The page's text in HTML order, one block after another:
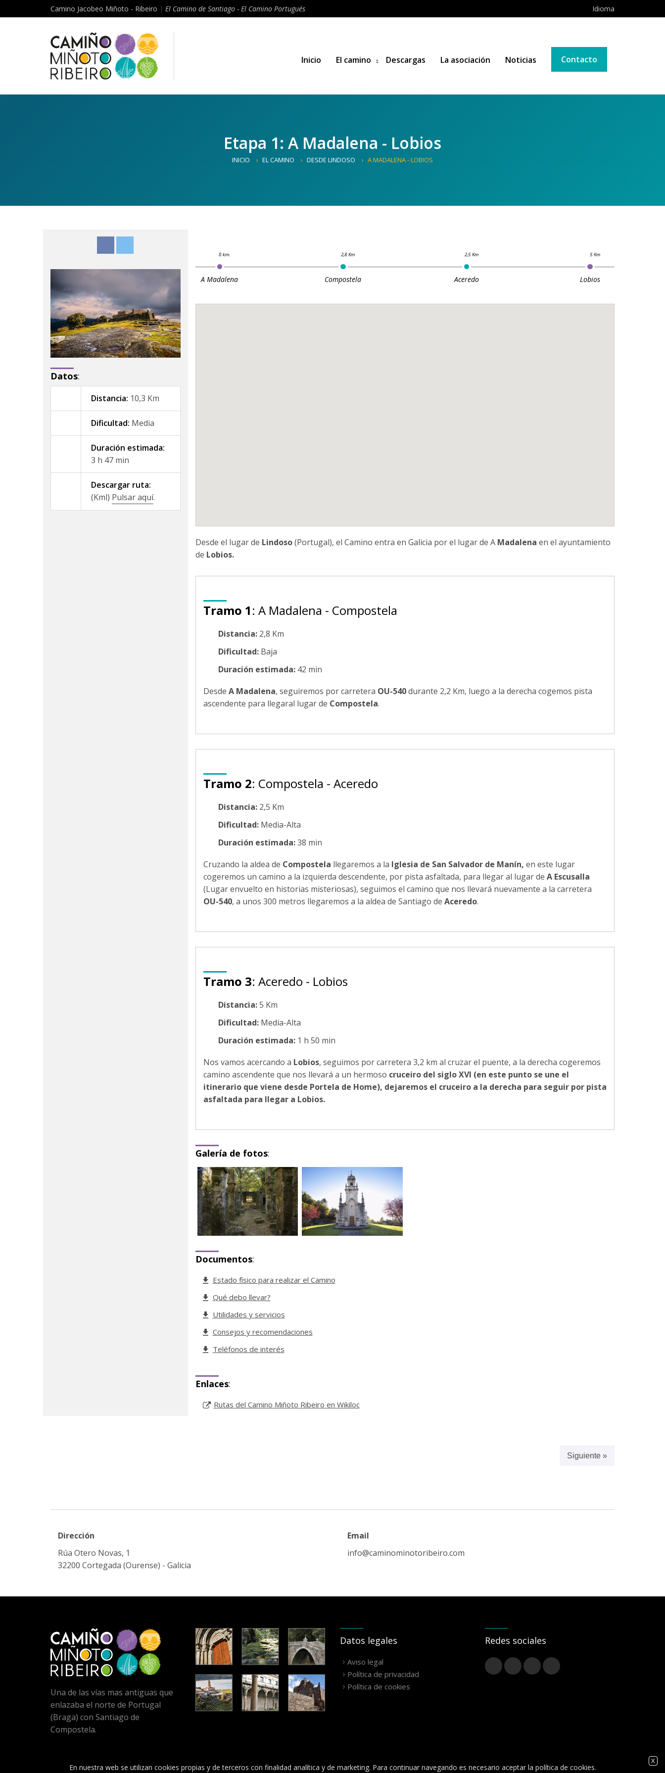
Camino Jacobeo Miñoto - Ribeiro | El Camino de Santiago - El Camino Portugués Idioma
Inicio El camino Descargas La asociación Noticias Contacto
Etapa 1: A Madalena - Lobios
INICIO EL CAMINO DESDE LINDOSO A MADALENA - LOBIOS
Datos:
Distancia: 10,3 Km
Dificultad: Media
Duración estimada:
3 h 47 min
Descargar ruta:
(Kml) Pulsar aquí.
A Madalena Compostela Aceredo Lobios
Desde el lugar de Lindoso(Portugal), el Camino entra en Galicia por el lugar de A Madalena en el ayuntamiento
de Lobios.
Tramo 1: A Madalena - Compostela
Distancia:2,8 Km
Dificultad:Baja
Duración estimada:42 min
Desde A Madalena, seguiremos por carretera OU-540durante 2,2 Km, luego a la derecha cogemos pista
ascendente para llegaral lugar de Compostela.
Tramo 2: Compostela - Aceredo
Distancia:2,5 Km
Dificultad:Media-Alta
Duración estimada:38 min
Cruzando la aldea de Compostela llegaremos a la Iglesia de San Salvador de Manín, en este lugar
cogeremos un camino a la izquierda descendente, por pista asfaltada, para llegar al lugar de A Escusalla
(Lugar envuelto en historias misteriosas), seguimos el camino que nos llevará nuevamente a la carretera
OU-540, a unos 300 metros llegaremos a la aldea de Santiago de Aceredo.
Tramo 3: Aceredo - Lobios
Distancia:5 Km
Dificultad:Media-Alta
Duración estimada:1 h 50 min
Nos vamos acercando a Lobios, seguimos por carretera 3,2 km al cruzar el puente, a la derecha cogeremos
camino ascendente que nos llevará a un hermoso cruceiro del siglo XVI (en este punto se une el
itinerario que viene desde Portela de Home), dejaremos el cruceiro a la derecha para seguir por pista
asfaltada para llegar a Lobios.
Galería de fotos:
Documentos:
Estado físico para realizar el Camino
Qué debo llevar?
Utilidades y servicios
Consejos y recomendaciones
Teléfonos de interés
Enlaces:
Rutas del Camino Miñoto Ribeiro en Wikiloc
Siguiente »
Dirección
Rúa Otero Novas, 1
32200 Cortegada (Ourense) - Galicia
Email
info@caminominotoribeiro.com
Una de las vías mas antiguas que
enlazaba el norte de Portugal
(Braga) con Santiago de
Compostela.
Datos legales
Aviso legal
Política de privacidad
Política de cookies
Redes sociales
X
En nuestra web se utilizan cookies propias y de terceros con finalidad analítica y de marketing. Para continuar navegando es necesario aceptar la política de cookies.